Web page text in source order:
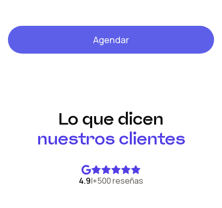
Agendar
Lo que dicen
nuestros clientes
4.9|+500 reseñas